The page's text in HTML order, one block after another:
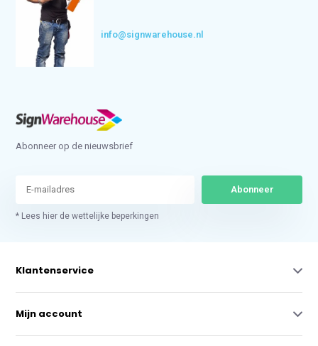
info@signwarehouse.nl
Abonneer op de nieuwsbrief
Abonneer
* Lees hier de wettelijke beperkingen
Klantenservice
Mijn account